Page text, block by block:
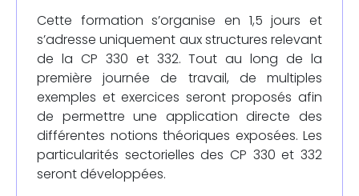
Cette formation s’organise en 1,5 jours et
s’adresse uniquement aux structures relevant
de la CP 330 et 332. Tout au long de la
première journée de travail, de multiples
exemples et exercices seront proposés afin
de permettre une application directe des
différentes notions théoriques exposées. Les
particularités sectorielles des CP 330 et 332
seront développées.